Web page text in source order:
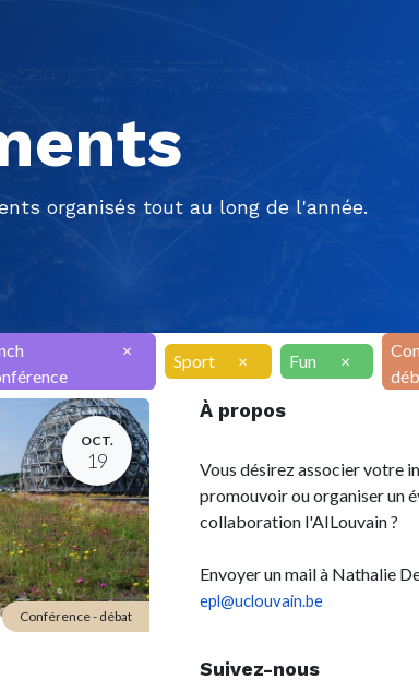
organisés tout au long de l'année.
×
Sport × Fun ×
OCT.
19
Conférence - débat
À propos
Vous désirez associer votre
promouvoir ou organiser un
collaboration l'AILouvain ?
Envoyer un mail à Nathalie
epl@uclouvain.be
Suivez-nous